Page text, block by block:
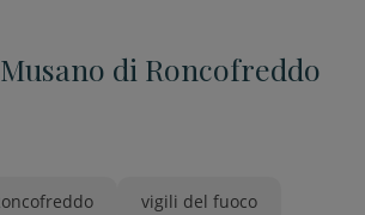
di Roncofreddo
vigili del fuoco